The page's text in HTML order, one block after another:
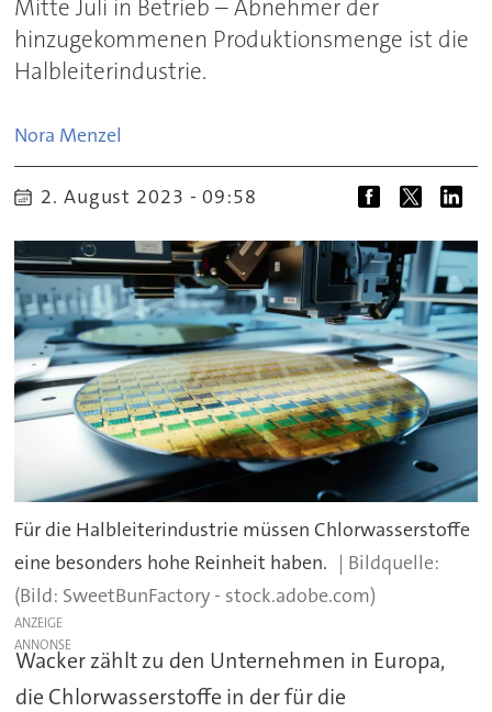
Mitte Juli in Betrieb – Abnehmer der
hinzugekommenen Produktionsmenge ist die
Halbleiterindustrie.
Nora Menzel
2. August 2023 - 09:58
Für die Halbleiterindustrie müssen Chlorwasserstoffe
eine besonders hohe Reinheit haben.
(Bild: SweetBunFactory - stock.adobe.com)
ANZEIGE
Wacker zählt zu den Unternehmen in Europa,
die Chlorwasserstoffe in der für die